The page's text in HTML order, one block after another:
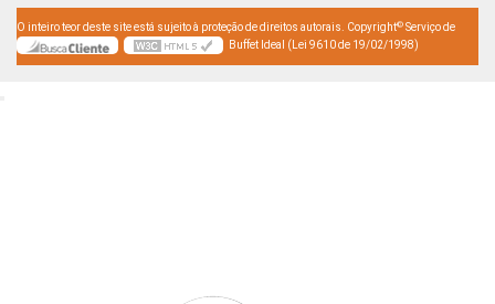
O inteiro teor deste site está sujeito à proteção de direitos autorais. Copyright© Serviço de
Buffet Ideal (Lei 9610 de 19/02/1998)